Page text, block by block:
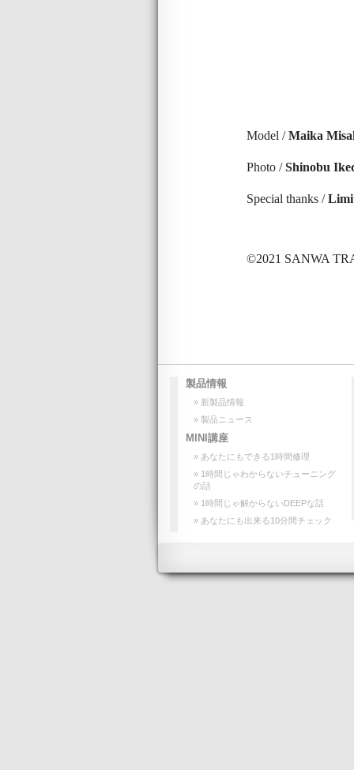
Model /Maika
Photo /Shinobu
Special thanks /
©2021 SANWA
製品情報
» 新製品情報
» 製品ニュース
MINI講座
» あなたにもできる1時間修理
» 1時間じゃわからないチューニング
の話
» 1時間じゃ解からないDEEPな話
» あなたにも出来る10分間チェック